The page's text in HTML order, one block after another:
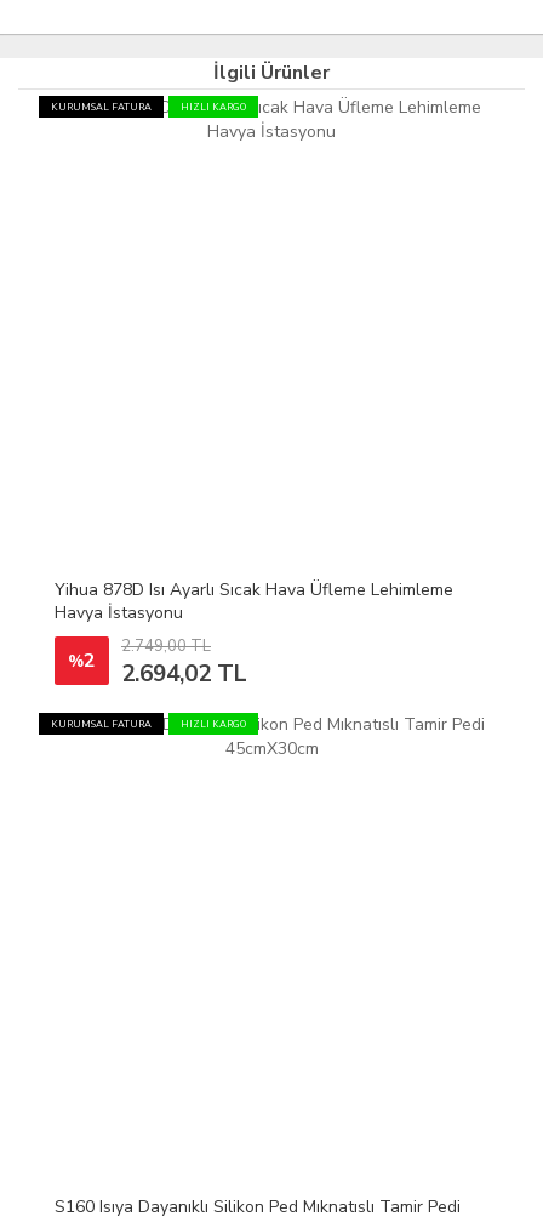
İlgili Ürünler
KURUMSAL FATURA HIZLI KARGO
Yihua 878D Isı Ayarlı Sıcak Hava Üfleme Lehimleme
Havya İstasyonu
%2
2.749,00 TL
2.694,02 TL
KURUMSAL FATURA HIZLI KARGO
S160 Isıya Dayanıklı Silikon Ped Mıknatıslı Tamir Pedi